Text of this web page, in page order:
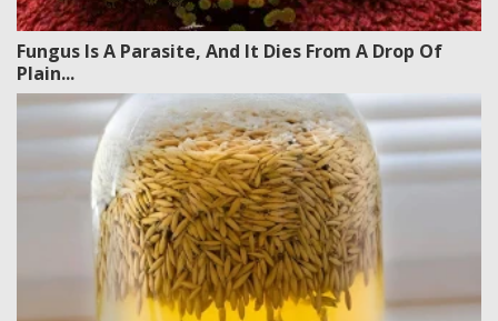
Fungus Is A Parasite, And It Dies From A Drop Of
Plain...